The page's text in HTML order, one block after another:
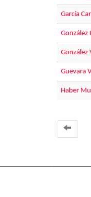
García
González
González
Guevara
Haber